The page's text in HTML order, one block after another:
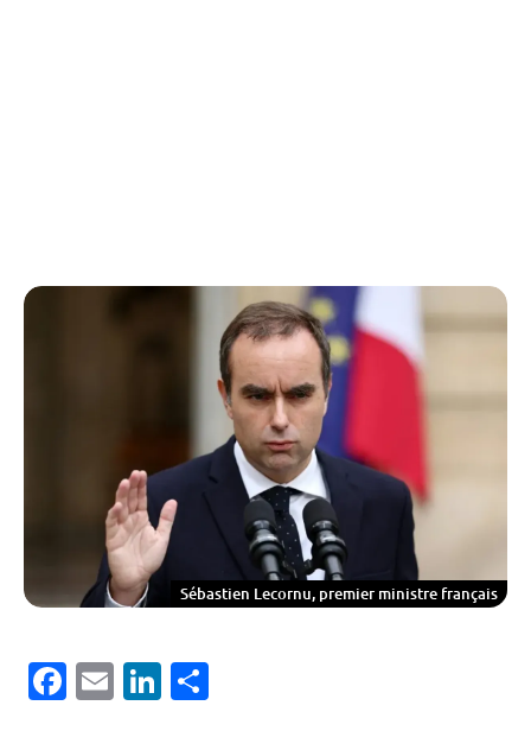
Sébastien Lecornu, premier ministre français
Facebook
EmailLinkedIn